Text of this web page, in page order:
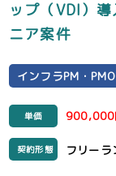
ップ（VDI）
ニア案件
インフラPM・PMO
単価 900,000
契約形態 フリーラ